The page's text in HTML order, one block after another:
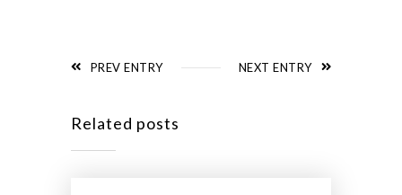
PREV ENTRY NEXT ENTRY
Related posts